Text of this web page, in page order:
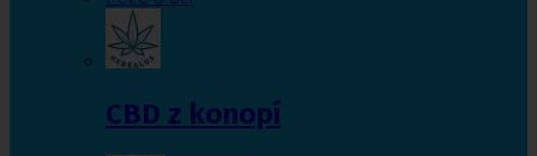
CBD z konopí